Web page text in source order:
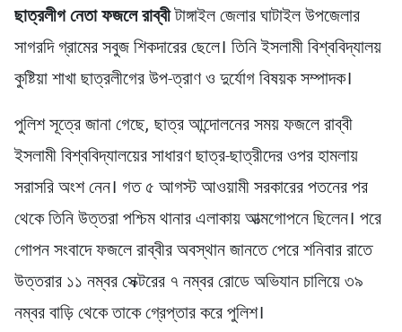
ছাত্রলীগ নেতা ফজলে রাব্বীটাঙ্গাইল জেলার ঘাটাইল উপজেলার
সাগরদি গ্রামের সবুজ শিকদারের ছেলে। তিনি ইসলামী বিশ্ববিদ্যালয়
কুষ্টিয়া শাখা ছাত্রলীগের উপ-ত্রাণ ও দুর্যোগ বিষয়ক সম্পাদক।
পুলিশ সূত্রে জানা গেছে, ছাত্র আন্দোলনের সময় ফজলে রাব্বী
ইসলামী বিশ্ববিদ্যালয়ের সাধারণ ছাত্র-ছাত্রীদের ওপর হামলায়
সরাসরি অংশ নেন। গত ৫ আগস্ট আওয়ামী সরকারের পতনের পর
থেকে তিনি উত্তরা পশ্চিম থানার এলাকায় আত্মগোপনে ছিলেন। পরে
গোপন সংবাদে ফজলে রাব্বীর অবস্থান জানতে পেরে শনিবার রাতে
উত্তরার ১১ নম্বর সেক্টরের ৭ নম্বর রোডে অভিযান চালিয়ে ৩৯
নম্বর বাড়ি থেকে তাকে গ্রেপ্তার করে পুলিশ।